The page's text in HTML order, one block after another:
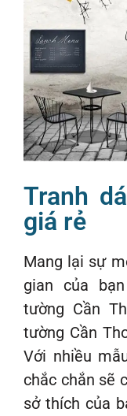
Tranh
giá rẻ
Mang lại sự
gian của
tường Cần
tường Cần
Với nhiều
chắc chắn sẽ
sở thích của